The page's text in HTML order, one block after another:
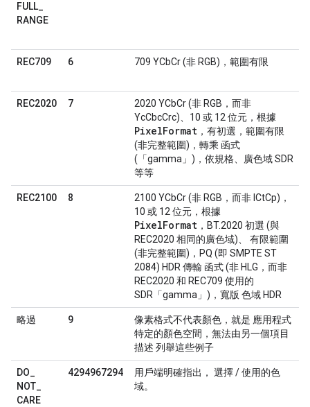
FULL_
RANGE
REC709 6 709 YCbCr (非 RGB)，範圍有限
REC2020 7
2020 YCbCr (非 RGB，而非
YcCbcCrc)、10 或 12 位元，根據
PixelFormat ，有初選，範圍有限
(非完整範圍)，轉乘 函式
(「gamma」)，依規格、廣色域 SDR
等等
REC2100 8
2100 YCbCr (非 RGB，而非 ICtCp)，
10 或 12 位元，根據
PixelFormat ，BT.2020 初選 (與
REC2020 相同的廣色域)、 有限範圍
(非完整範圍)，PQ (即 SMPTE ST
2084) HDR 傳輸 函式 (非 HLG，而非
REC2020 和 REC709 使用的
SDR「gamma」)，寬版 色域 HDR
略過 9
像素格式不代表顏色，就是 應用程式
特定的顏色空間，無法由另一個項目
描述 列舉這些例子
DO_
NOT_
CARE
4294967294
用戶端明確指出， 選擇 / 使用的色
域。